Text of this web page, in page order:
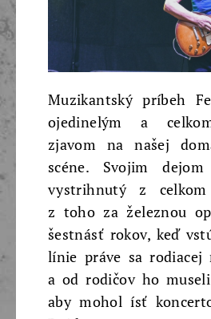
Muzikantský príbeh
ojedinelým a
zjavom na našej
scéne. Svojim
vystrihnutý z
z toho za železnou
šestnásť rokov, keď
línie práve sa rodiacej
a od rodičov ho
aby mohol ísť